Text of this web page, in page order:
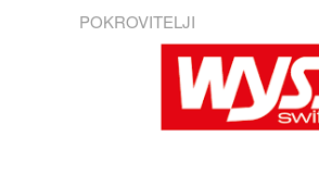
POKROVITELJI